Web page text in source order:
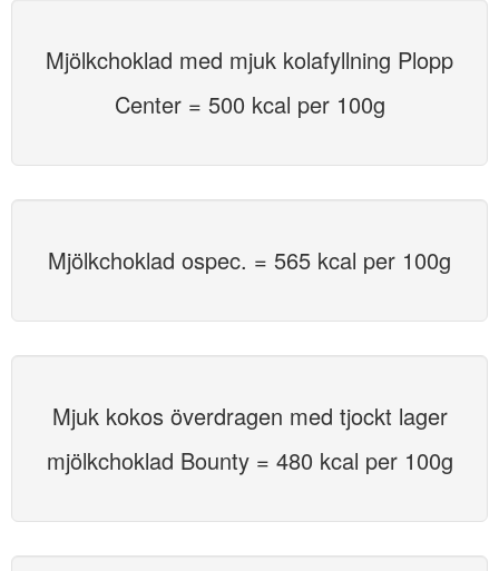
Mjölkchoklad med mjuk kolafyllning Plopp
Center = 500 kcal per 100g
Mjölkchoklad ospec. = 565 kcal per 100g
Mjuk kokos överdragen med tjockt lager
mjölkchoklad Bounty = 480 kcal per 100g